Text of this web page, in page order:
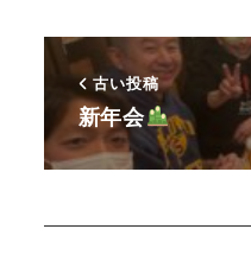
古い投稿
新年会